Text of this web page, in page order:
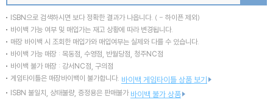
ISBN으로 검색하시면 보다 정확한 결과가 나옵니다. ( - 하이픈 제외)
바이백 가능 여부 및 매입가는 재고 상황에 따라 변경됩니다.
매장 바이백 시 조회한 매입가와 매입여부는 실제와 다를 수 있습니다.
바이백 가능 매장 : 목동점, 수영점, 반월당점, 청주NC점
바이백 불가 매장 : 강서NC점, 구의점
게임타이틀은 매장바이백이 불가합니다. 바이백 게임타이틀 상품 보기
ISBN 불일치, 상태불량, 증정용은 판매불가 바이백 불가 상품